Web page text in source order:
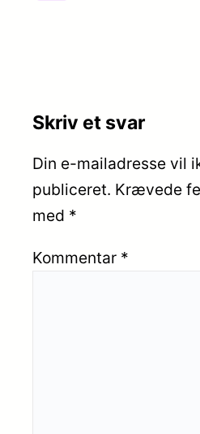
Skriv et svar
Din e-mailadresse vil
publiceret. Krævede
med *
Kommentar *